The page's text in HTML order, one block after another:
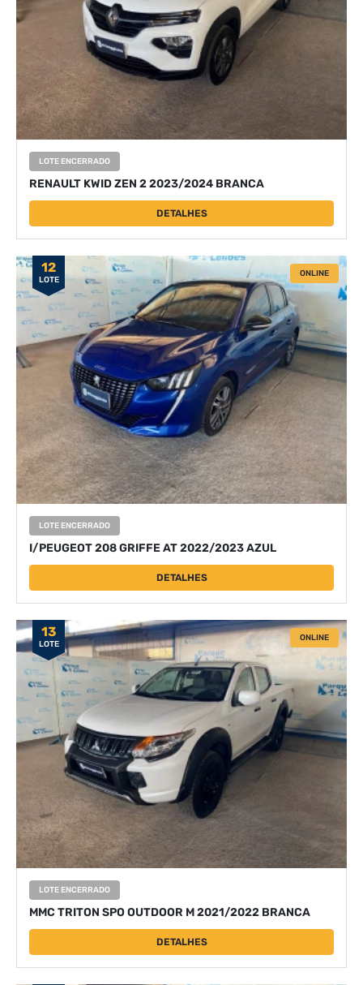
LOTE ENCERRADO
RENAULT KWID ZEN 2 2023/2024 BRANCA
DETALHES
12
LOTE
ONLINE
LOTE ENCERRADO
I/PEUGEOT 208 GRIFFE AT 2022/2023 AZUL
DETALHES
13
LOTE
ONLINE
LOTE ENCERRADO
MMC TRITON SPO OUTDOOR M 2021/2022 BRANCA
DETALHES